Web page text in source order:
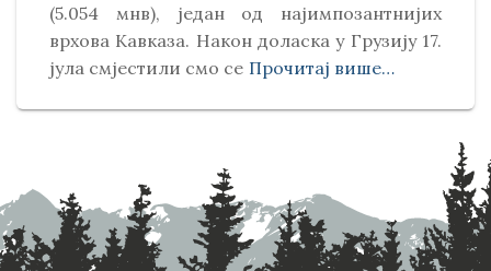
(5.054 мнв), један од најимпозантнијих
врхова Kавказа. Након доласка у Грузију 17.
јула смјестили смо се Прочитај више…